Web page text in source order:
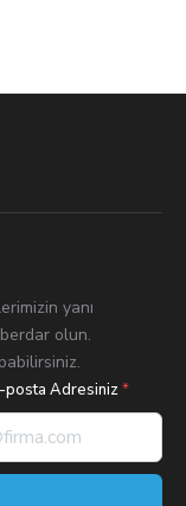
yanı
olun.
posta Adresiniz*